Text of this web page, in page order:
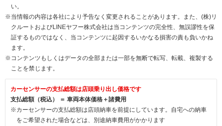
い。
※当情報の内容は各社により予告なく変更されることがあります。また、(株)リ
クルートおよびLINEヤフー株式会社は当コンテンツの完全性、無誤謬性を保
証するものではなく、当コンテンツに起因するいかなる損害の責も負いかね
ます。
※コンテンツもしくはデータの全部または一部を無断で転写、転載、複製する
ことを禁じます。
カーセンサーの支払総額は店頭乗り出し価格です
支払総額（税込） ＝ 車両本体価格＋諸費用
※カーセンサーの支払総額は店頭納車を前提にしています。自宅への納車
をご希望された場合などは、別途納車費用がかかります